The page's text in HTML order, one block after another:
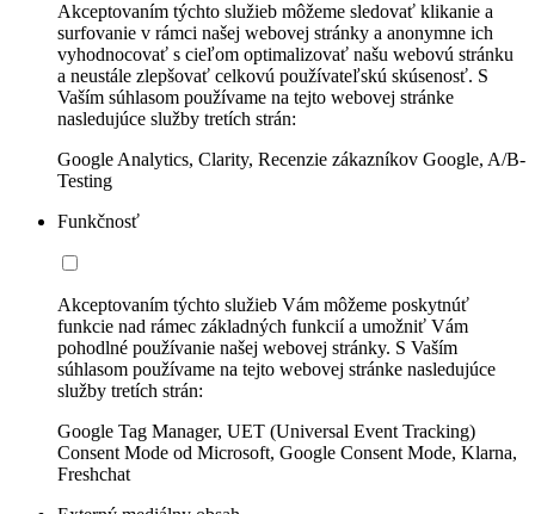
Akceptovaním týchto služieb môžeme sledovať klikanie a
surfovanie v rámci našej webovej stránky a anonymne ich
vyhodnocovať s cieľom optimalizovať našu webovú stránku
a neustále zlepšovať celkovú používateľskú skúsenosť. S
Vaším súhlasom používame na tejto webovej stránke
nasledujúce služby tretích strán:
Google Analytics, Clarity, Recenzie zákazníkov Google, A/B-
Testing
Funkčnosť
Akceptovaním týchto služieb Vám môžeme poskytnúť
funkcie nad rámec základných funkcií a umožniť Vám
pohodlné používanie našej webovej stránky. S Vaším
súhlasom používame na tejto webovej stránke nasledujúce
služby tretích strán:
Google Tag Manager, UET (Universal Event Tracking)
Consent Mode od Microsoft, Google Consent Mode, Klarna,
Freshchat